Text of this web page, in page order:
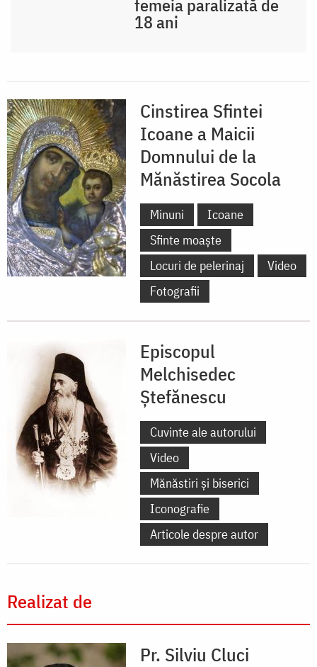
femeia paralizată de
18 ani
Cinstirea Sfintei
Icoane a Maicii
Domnului de la
Mănăstirea Socola
Minuni
Icoane
Sfinte moaște
Locuri de pelerinaj
Video
Fotografii
Episcopul
Melchisedec
Ştefănescu
Cuvinte ale autorului
Video
Mănăstiri și biserici
Iconografie
Articole despre autor
Realizat de
Pr. Silviu Cluci